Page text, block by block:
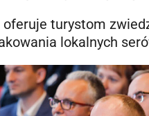
turystom
lokalnych